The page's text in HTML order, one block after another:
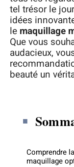
tel trésor le
idées
le maquillage
Que vous
audacieux,
beauté un
Comprendre
maquillage